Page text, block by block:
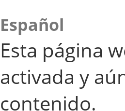
Español
Esta página
activada y
contenido.